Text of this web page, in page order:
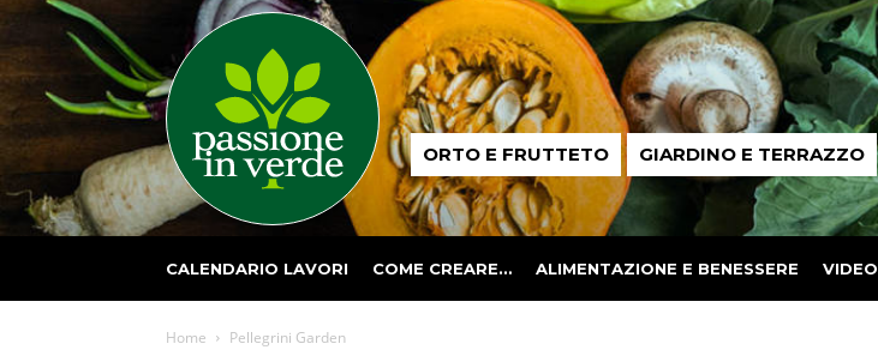
Passione
in ORTO E FRUTTETO GIARDINO E TERRAZZO
CALENDARIO LAVORI COME CREARE… ALIMENTAZIONE E BENESSERE VIDEO
Home Pellegrini Garden